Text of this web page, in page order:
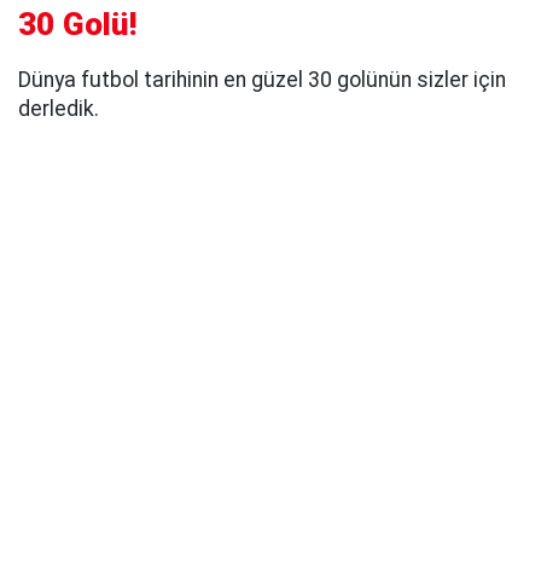
30 Golü!
Dünya futbol tarihinin en güzel 30 golünün sizler için
derledik.